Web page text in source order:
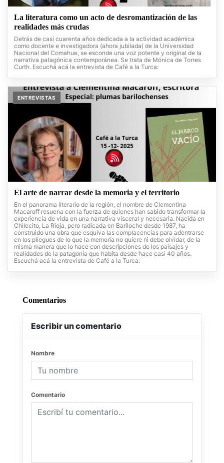
La literatura como un acto de desromantización de las
realidades más crudas
Detrás de casi cuarenta años dedicada a la actividad académica
como docente e investigadora (ahora jubilada) de la Universidad
Nacional del Comahue, se esconde una voz potente y original de la
narrativa patagónica contemporánea. Se trata de Mónica de Torres
Curth. Escuchá acá la entrevista de Café a la Turca:
ENTREVISTAS
El arte de narrar desde la memoria y el territorio
En el panorama literario de la región, el nombre de Clementina
Macaroff resuena con la fuerza de quienes han sabido transformar la
experiencia de vida en una narrativa visceral y necesaria. Nacida en
Chilecito, La Rioja, pero radicada en Bariloche desde 1987, ha
construido una obra que esquiva las complacencias para adentrarse
en los pliegues de lo que la memoria no quiere ni debe olvidar, de la
misma manera que lo hace con descripciones de los paisajes y
realidades de la patagonia que habita desde hace casi 40 años.
Escuchá acá la entrevista de Café a la Turca:
Comentarios
Escribir un comentario
Nombre
Comentario